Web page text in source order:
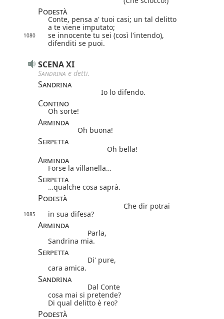
Podestà
Conte, pensa a' tuoi casi; un tal delitto
a te viene imputato;
1080
se innocente tu sei (così l'intendo),
difenditi se puoi.
SCENA XI
Sandrina e detti.
Sandrina
Io lo difendo.
Contino
Oh sorte!
Arminda
Oh buona!
Serpetta
Oh bella!
Arminda
Forse la villanella…
Serpetta
…qualche cosa saprà.
Podestà
Che dir potrai
1085 in sua difesa?
Arminda
Parla,
Sandrina mia.
Serpetta
Di' pure,
cara amica.
Sandrina
Dal Conte
cosa mai si pretende?
Di qual delitto è reo?
Podestà